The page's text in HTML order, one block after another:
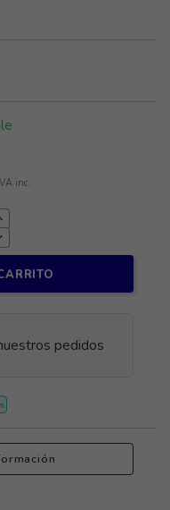
IVA inc.
pedidos